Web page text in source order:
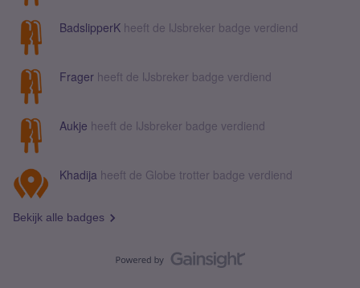
BadslipperK heeft de IJsbreker badge verdiend
Frager heeft de IJsbreker badge verdiend
Aukje heeft de IJsbreker badge verdiend
Khadija heeft de Globe trotter badge verdiend
Bekijk alle badges